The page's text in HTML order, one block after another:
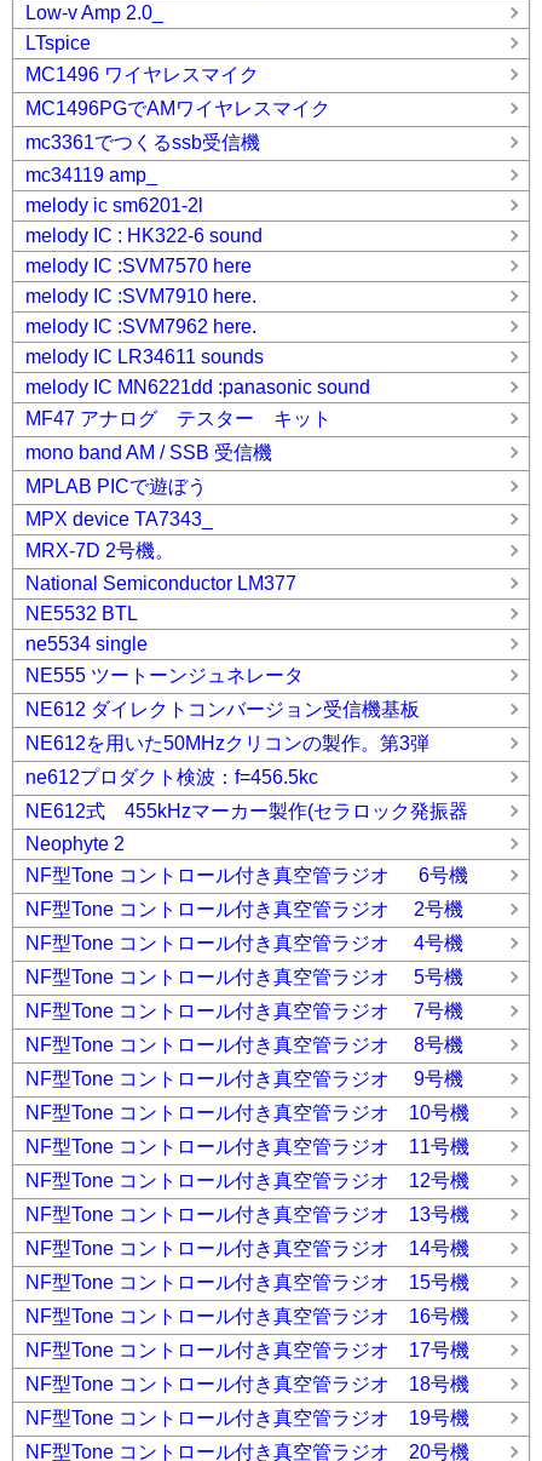
Low-v Amp 2.0_
LTspice
MC1496 ワイヤレスマイク
MC1496PGでAMワイヤレスマイク
mc3361でつくるssb受信機
mc34119 amp_
melody ic sm6201-2l
melody IC : HK322-6 sound
melody IC :SVM7570 here
melody IC :SVM7910 here.
melody IC :SVM7962 here.
melody IC LR34611 sounds
melody IC MN6221dd :panasonic sound
MF47 アナログ テスター キット
mono band AM / SSB 受信機
MPLAB PICで遊ぼう
MPX device TA7343_
MRX-7D 2号機。
National Semiconductor LM377
NE5532 BTL
ne5534 single
NE555 ツートーンジュネレータ
NE612 ダイレクトコンバージョン受信機基板
NE612を用いた50MHzクリコンの製作。第3弾
ne612プロダクト検波：f=456.5kc
NE612式 455kHzマーカー製作(セラロック発振器
Neophyte 2
NF型Tone コントロール付き真空管ラジオ 6号機
NF型Tone コントロール付き真空管ラジオ 2号機
NF型Tone コントロール付き真空管ラジオ 4号機
NF型Tone コントロール付き真空管ラジオ 5号機
NF型Tone コントロール付き真空管ラジオ 7号機
NF型Tone コントロール付き真空管ラジオ 8号機
NF型Tone コントロール付き真空管ラジオ 9号機
NF型Tone コントロール付き真空管ラジオ 10号機
NF型Tone コントロール付き真空管ラジオ 11号機
NF型Tone コントロール付き真空管ラジオ 12号機
NF型Tone コントロール付き真空管ラジオ 13号機
NF型Tone コントロール付き真空管ラジオ 14号機
NF型Tone コントロール付き真空管ラジオ 15号機
NF型Tone コントロール付き真空管ラジオ 16号機
NF型Tone コントロール付き真空管ラジオ 17号機
NF型Tone コントロール付き真空管ラジオ 18号機
NF型Tone コントロール付き真空管ラジオ 19号機
NF型Tone コントロール付き真空管ラジオ 20号機